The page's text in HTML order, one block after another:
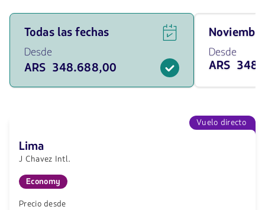
Ver
ofertas
de
vuelos
para
las
Todas las fechas
Desde
ARS 348.688,00
Viaja
en
noviembre
de
2026
348688
Desde
ARS
Vuelo directo
Lima
J Chavez Intl.
Economy
Precio desde